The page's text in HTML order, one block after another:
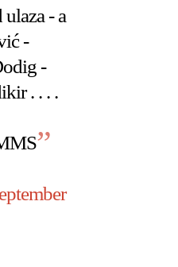
- a
-
-
. . . .